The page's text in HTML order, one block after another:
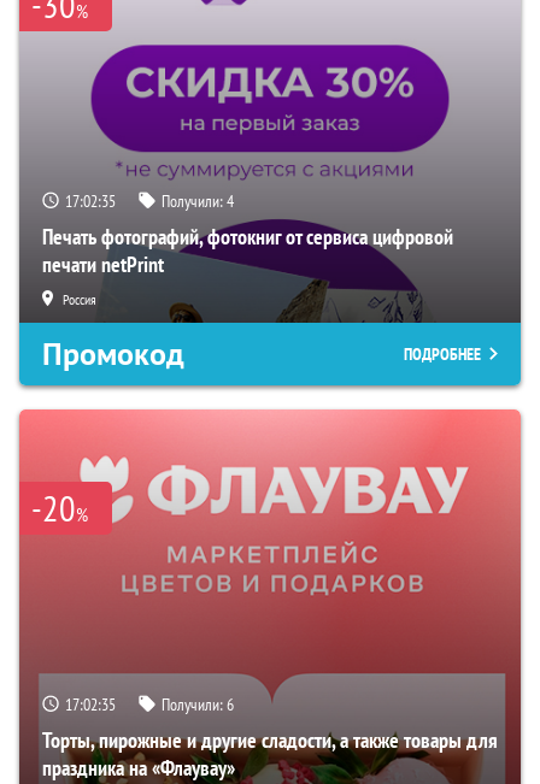
%
17:02:34 Получили:4
Печать фотографий, фотокниг от сервиса цифровой
печати netPrint
Россия
Промокод ПОДРОБНЕЕ
-20%
17:02:34 Получили:6
Торты, пирожные и другие сладости, а также товары для
праздника на «Флаувау»